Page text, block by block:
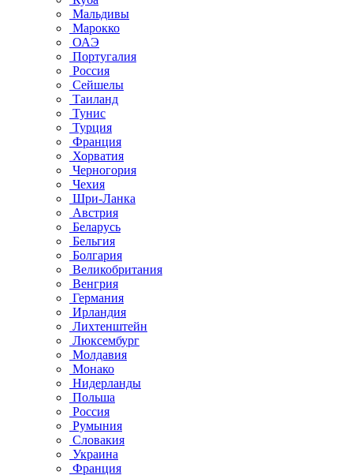
Мальдивы
Марокко
ОАЭ
Португалия
Россия
Сейшелы
Таиланд
Тунис
Турция
Франция
Хорватия
Черногория
Чехия
Шри-Ланка
Австрия
Беларусь
Бельгия
Болгария
Великобритания
Венгрия
Германия
Ирландия
Лихтенштейн
Люксембург
Молдавия
Монако
Нидерланды
Польша
Россия
Румыния
Словакия
Украина
Франция